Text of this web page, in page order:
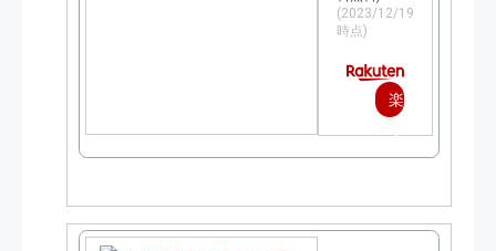
(2023/12/19
時点)
楽
天
購